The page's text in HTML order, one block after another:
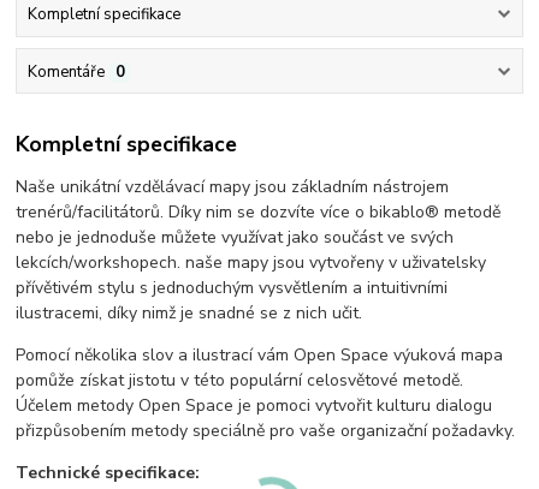
Kompletní specifikace
Komentáře 0
Kompletní specifikace
Naše unikátní vzdělávací mapy jsou základním nástrojem
trenérů/facilitátorů. Díky nim se dozvíte více o bikablo® metodě
nebo je jednoduše můžete využívat jako součást ve svých
lekcích/workshopech. naše mapy jsou vytvořeny v uživatelsky
přívětivém stylu s jednoduchým vysvětlením a intuitivními
ilustracemi, díky nimž je snadné se z nich učit.
Pomocí několika slov a ilustrací vám Open Space výuková mapa
pomůže získat jistotu v této populární celosvětové metodě.
Účelem metody Open Space je pomoci vytvořit kulturu dialogu
přizpůsobením metody speciálně pro vaše organizační požadavky.
Technické specifikace: